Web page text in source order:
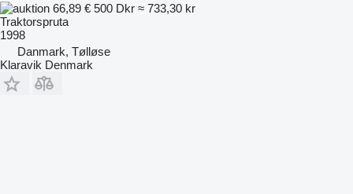
66,89 € 500 Dkr ≈ 733,30 kr
Traktorspruta
1998
Danmark, Tølløse
Klaravik Denmark